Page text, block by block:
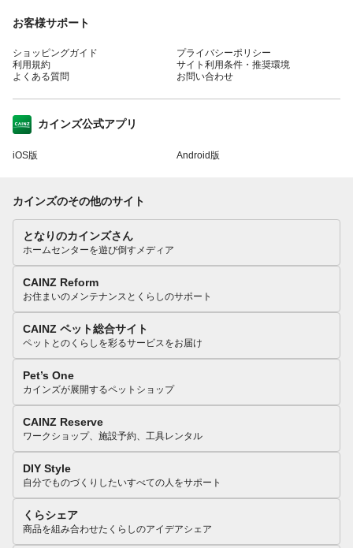
お客様サポート
ショッピングガイド
利用規約
よくある質問
プライバシーポリシー
サイト利用条件・推奨環境
お問い合わせ
カインズ公式アプリ
iOS版 Android版
カインズのその他のサイト
となりのカインズさん
ホームセンターを遊び倒すメディア
CAINZ Reform
お住まいのメンテナンスとくらしのサポート
CAINZ ペット総合サイト
ペットとのくらしを彩るサービスをお届け
Pet’s One
カインズが展開するペットショップ
CAINZ Reserve
ワークショップ、施設予約、工具レンタル
DIY Style
自分でものづくりしたいすべての人をサポート
くらシェア
商品を組み合わせたくらしのアイデアシェア